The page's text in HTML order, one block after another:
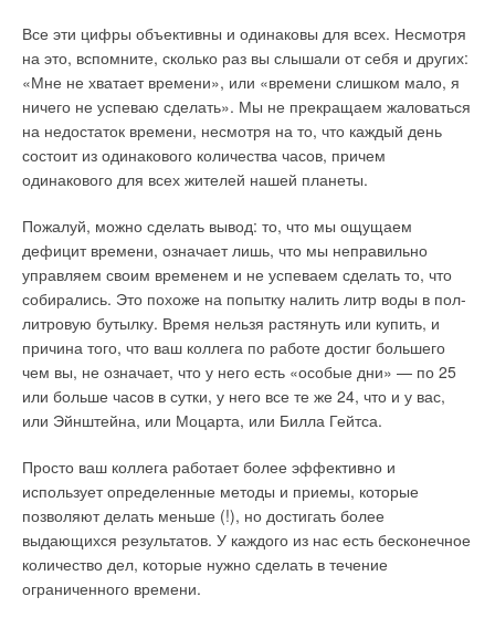
Все эти цифры объективны и одинаковы для всех. Несмотря
на это, вспомните, сколько раз вы слышали от себя и других:
«Мне не хватает времени», или «времени слишком мало, я
ничего не успеваю сделать». Мы не прекращаем жаловаться
на недостаток времени, несмотря на то, что каждый день
состоит из одинакового количества часов, причем
одинакового для всех жителей нашей планеты.
Пожалуй, можно сделать вывод: то, что мы ощущаем
дефицит времени, означает лишь, что мы неправильно
управляем своим временем и не успеваем сделать то, что
собирались. Это похоже на попытку налить литр воды в пол-
литровую бутылку. Время нельзя растянуть или купить, и
причина того, что ваш коллега по работе достиг большего
чем вы, не означает, что у него есть «особые дни» — по 25
или больше часов в сутки, у него все те же 24, что и у вас,
или Эйнштейна, или Моцарта, или Билла Гейтса.
Просто ваш коллега работает более эффективно и
использует определенные методы и приемы, которые
позволяют делать меньше (!), но достигать более
выдающихся результатов. У каждого из нас есть бесконечное
количество дел, которые нужно сделать в течение
ограниченного времени.
затратно в процессе эксплуатации, а отопление на
природном газе, с учетом суммарных капитальных и
эксплуатационных расходов окупается не менее чем
через 10 лет.
Таким образом, наиболее гибкую систему, приспособленную
к нуждам заказчика, можно создать на базе электрического
отопления, и чаще всего эта задача решается с помощью
радиаторов, которые чаще всего используются для
дополнительного отопления.
Работа конвектора базируется на принципе естественной
конвекции: при нагреве воздух, поступающий к
нагревательному элементу через отверстия внизу корпуса
обогревателя, становится легче, поднимается к потолку, а на
его место опускается холодный воздух. Конвекторы чаще
всего имеют относительно небольшие габариты и гладкий
стену, поэтому они являются оптимальным решением для
основной системы отопления.
Поверхностная температура передней панели конвектора не
превышает 60°С, что делает его использование абсолютно
безопасным. Электроконвекторы не сжигают кислород.
аппаратов ТТАИ
Рис. 13. Современная
версия системы СРТ
Рис. 14. Пример
однотрубного
подключения
Рис. 15. Система с
полузависимым
присоединением к
тепловой сети
Рис. 16. Габаритный
чертеж узла
Госстандартом России. Продукция экспортируется в 70 стран
Европы, Америки, Африки и Азии .Ежегодный объем
производства — более одного миллиона насосов и
генераторов.
Каким Вы видите российский рынок насосов и
оборудования к ним, а также рынок генераторных
видите свою целевую аудиторию?
С.J.M.:В последние годы сотрудничество между Китаем и
Россией вышло на новый уровень. Средний рост
товарооборота составляет около 30% в год и достигнет в
этом году $35 млрд. Перспективы сотрудничества
обусловлены местонахождением двух стран и их
взаимодополняемостью. 2006 год— год России в Китае. В
прошлом месяце Китай и Россия уже согласовали все
правительствами) и в конце года правительства планируют
подписать это основополагающее соглашение.
В области электромашиностроения доля поставок в Россию
составляет от 30 до 40% и занимает первое место.
Российский рынок нам очень интересен. В бизнесе важно